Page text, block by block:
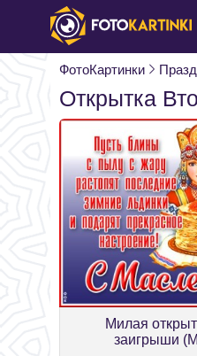
ФотоКартинки
Открытка
Милая
заигрыши